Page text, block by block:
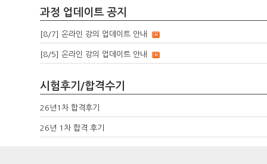
과정 업데이트 공지
[8/7] 온라인 강의 업데이트 안내
[8/5] 온라인 강의 업데이트 안내
시험후기/합격수기
26년1차 합격후기
26년 1차 합격 후기